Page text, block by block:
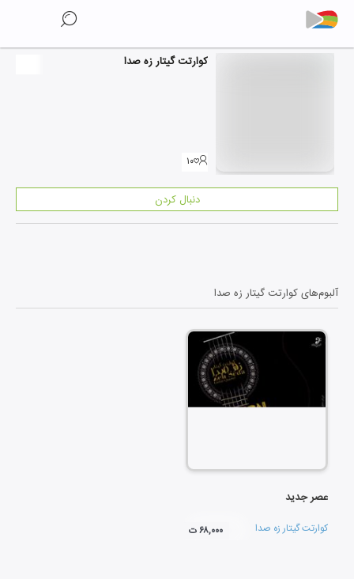
کوارتت گیتار زه صدا
۱۰
دنبال کردن
آلبوم‌هایکوارتت گیتار زه صدا
عصر جدید
کوارتت گیتار زه صدا ۶۸,۰۰۰ ت